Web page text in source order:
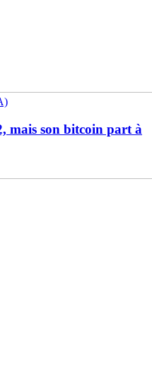
mais son bitcoin part à